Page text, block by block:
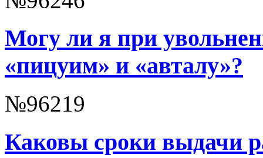
Могу ли я при
«пицуим» и «авталу»?
№96219
Каковы сроки выдачи